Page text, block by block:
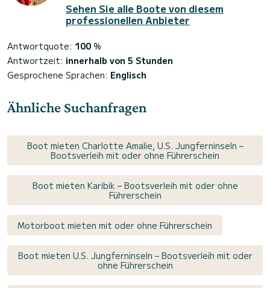
Sehen Sie alle Boote von diesem
professionellen Anbieter
Antwortquote: 100 %
Antwortzeit: innerhalb von 5 Stunden
Gesprochene Sprachen: Englisch
Ähnliche Suchanfragen
Boot mieten Charlotte Amalie, U.S. Jungferninseln –
Bootsverleih mit oder ohne Führerschein
Boot mieten Karibik – Bootsverleih mit oder ohne
Führerschein
Motorboot mieten mit oder ohne Führerschein
Boot mieten U.S. Jungferninseln – Bootsverleih mit oder
ohne Führerschein